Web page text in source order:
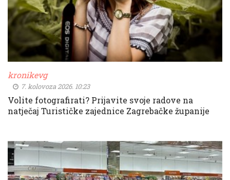
kronikevg
7. kolovoza 2026. 10:23
Volite fotografirati? Prijavite svoje radove na
natječaj Turističke zajednice Zagrebačke županije